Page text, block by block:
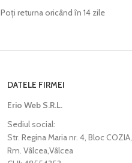
Poţi returna oricând în 14 zile
DATELE FIRMEI
Erio Web S.R.L.
Sediul social:
Str. Regina Maria nr. 4, Bloc COZIA,
Rm. Vâlcea,Vâlcea